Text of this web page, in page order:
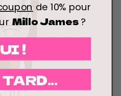
L’Écho d’un Héros’,
génie et l’art du football,
baigné par la lueur de son
révélation. Celle d’un Zidane
de 10% pour
Millo James?
!